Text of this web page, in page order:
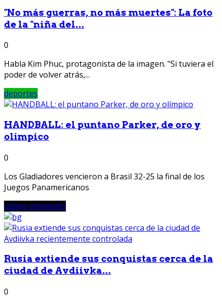
"No más guerras, no más muertes": La foto
de la "niña del...
0
Habla Kim Phuc, protagonista de la imagen. "Si tuviera el
poder de volver atrás,...
deportes
HANDBALL: el puntano Parker, de oro y
olímpico
0
Los Gladiadores vencieron a Brasil 32-25 la final de los
Juegos Panamericanos
ultimo momento
Rusia extiende sus conquistas cerca de la
ciudad de Avdiivka...
0